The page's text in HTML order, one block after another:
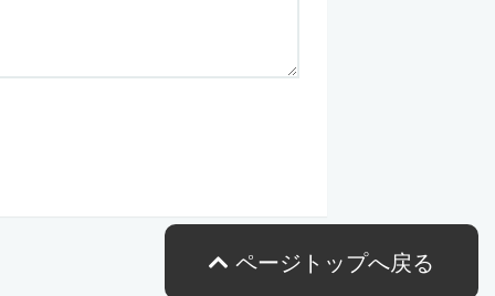
ページトップへ戻る